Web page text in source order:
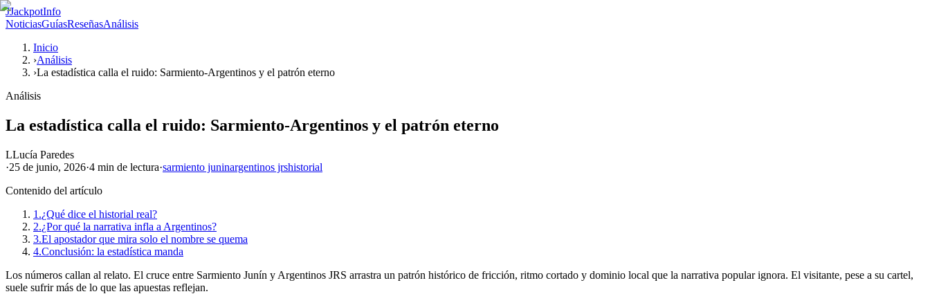
JJackpotInfo
NoticiasGuíasReseñasAnálisis
Inicio
›Análisis
›La estadística calla el ruido: Sarmiento-Argentinos y el patrón eterno
Análisis
La estadística calla el ruido: Sarmiento-Argentinos y el patrón eterno
LLucía Paredes
·25 de junio, 2026·4 min de lectura·sarmiento juninargentinos jrshistorial
Contenido del artículo
1.¿Qué dice el historial real?
2.¿Por qué la narrativa infla a Argentinos?
3.El apostador que mira solo el nombre se quema
4.Conclusión: la estadística manda
Los números callan al relato. El cruce entre Sarmiento Junín y Argentinos JRS arrastra un patrón histórico de fricción, ritmo cortado y dominio local que la narrativa popular ignora. El visitante, pese a su cartel,
suele sufrir más de lo que las apuestas reflejan.